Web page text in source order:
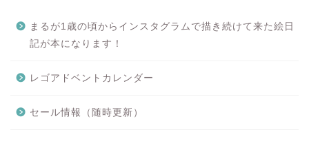
まるが1歳の頃からインスタグラムで描き続けて来た絵日
記が本になります！
レゴアドベントカレンダー
セール情報（随時更新）